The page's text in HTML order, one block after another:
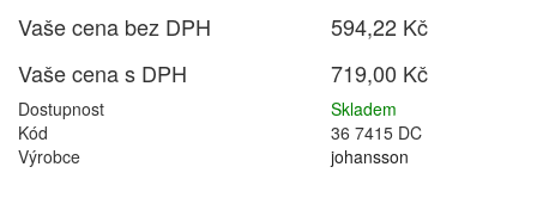
Vaše cena bez DPH
594,22 Kč
Vaše cena s DPH
719,00 Kč
Dostupnost
Skladem
Kód
36 7415 DC
Výrobce
johansson